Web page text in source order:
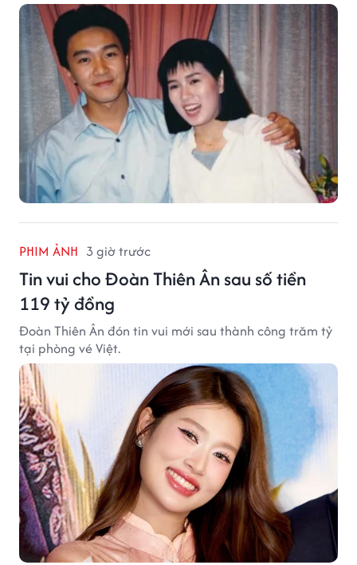
PHIM ẢNH 3 giờ trước
Tin vui cho Đoàn Thiên Ân sau số tiền
119 tỷ đồng
Đoàn Thiên Ân đón tin vui mới sau thành công trăm tỷ
tại phòng vé Việt.